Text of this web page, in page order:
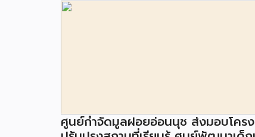
ศูนย์กำจัดมูลฝอยอ่อนนุช ส่งมอบโคร